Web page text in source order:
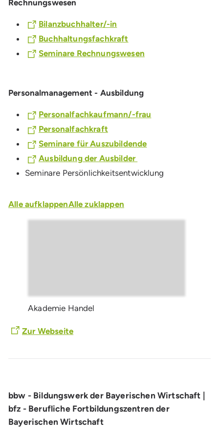
Rechnungswesen
Bilanzbuchhalter/-in
Buchhaltungsfachkraft
Seminare Rechnungswesen
Personalmanagement - Ausbildung
Personalfachkaufmann/-frau
Personalfachkraft
Seminare für Auszubildende
Ausbildung der Ausbilder
Seminare Persönlichkeitsentwicklung
Alle aufklappenAlle zuklappen
Akademie Handel
Zur Webseite
bbw - Bildungswerk der Bayerischen Wirtschaft |
bfz - Berufliche Fortbildungszentren der
Bayerischen Wirtschaft